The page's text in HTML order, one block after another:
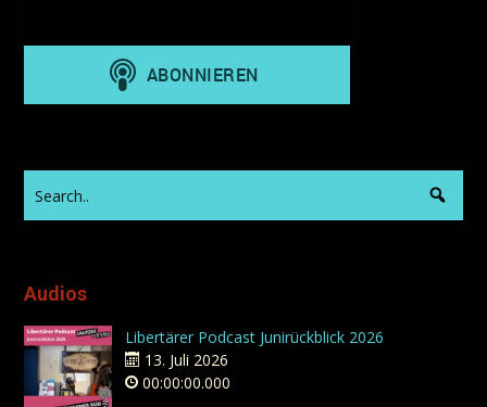
Audios
Libertärer Podcast Junirückblick 2026
13. Juli 2026
00:00:00.000